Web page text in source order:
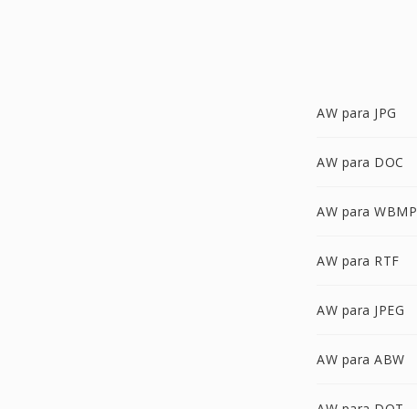
AW para JPG
AW para DOC
AW para WBMP
AW para RTF
AW para JPEG
AW para ABW